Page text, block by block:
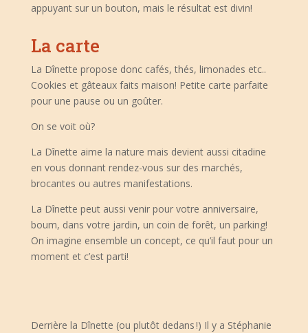
appuyant sur un bouton, mais le résultat est divin!
La carte
La Dînette propose donc cafés, thés, limonades etc..
Cookies et gâteaux faits maison! Petite carte parfaite
pour une pause ou un goûter.
On se voit où?
La Dînette aime la nature mais devient aussi citadine
en vous donnant rendez-vous sur des marchés,
brocantes ou autres manifestations.
La Dînette peut aussi venir pour votre anniversaire,
boum, dans votre jardin, un coin de forêt, un parking!
On imagine ensemble un concept, ce qu’il faut pour un
moment et c’est parti!
Derrière la Dînette (ou plutôt dedans !) Il y a Stéphanie